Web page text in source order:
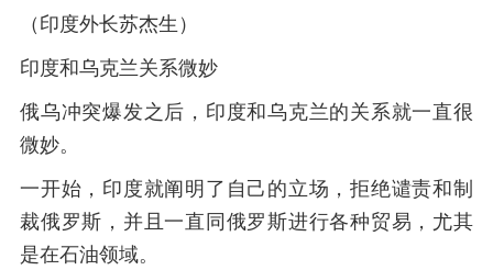
（印度外长苏杰生）
印度和乌克兰关系微妙
俄乌冲突爆发之后，印度和乌克兰的关系就一直很
微妙。
一开始，印度就阐明了自己的立场，拒绝谴责和制
裁俄罗斯，并且一直同俄罗斯进行各种贸易，尤其
是在石油领域。